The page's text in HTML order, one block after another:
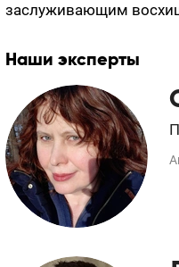
заслуживающим
Наши эксперты